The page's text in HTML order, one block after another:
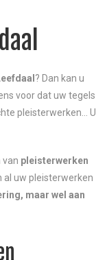
? Dan kan u
voor dat uw tegels
pleisterwerken… U
van pleisterwerken
al uw pleisterwerken
maar wel aan